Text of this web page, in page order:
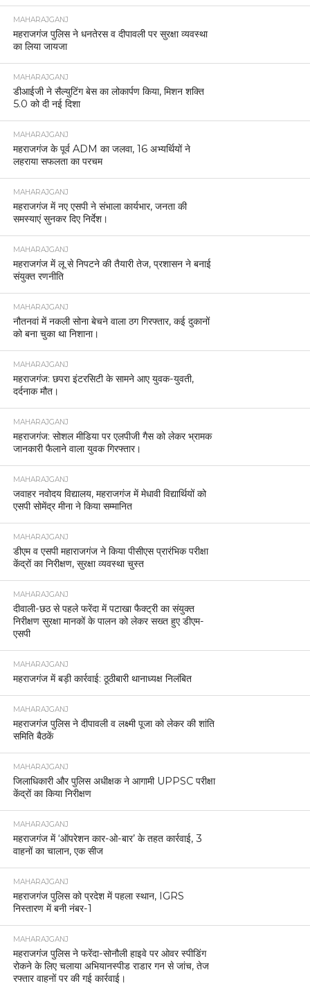
MAHARAJGANJ
महराजगंज पुलिस ने धनतेरस व दीपावली पर सुरक्षा व्यवस्था
का लिया जायजा
MAHARAJGANJ
डीआईजी ने सैल्युटिंग बेस का लोकार्पण किया, मिशन शक्ति
5.0 को दी नई दिशा
MAHARAJGANJ
महराजगंज के पूर्व ADM का जलवा, 16 अभ्यर्थियों ने
लहराया सफलता का परचम
MAHARAJGANJ
महराजगंज में नए एसपी ने संभाला कार्यभार, जनता की
समस्याएं सुनकर दिए निर्देश।
MAHARAJGANJ
महराजगंज में लू से निपटने की तैयारी तेज, प्रशासन ने बनाई
संयुक्त रणनीति
MAHARAJGANJ
नौतनवां में नकली सोना बेचने वाला ठग गिरफ्तार, कई दुकानों
को बना चुका था निशाना।
MAHARAJGANJ
महराजगंज: छपरा इंटरसिटी के सामने आए युवक-युवती,
दर्दनाक मौत।
MAHARAJGANJ
महराजगंज: सोशल मीडिया पर एलपीजी गैस को लेकर भ्रामक
जानकारी फैलाने वाला युवक गिरफ्तार।
MAHARAJGANJ
जवाहर नवोदय विद्यालय, महराजगंज में मेधावी विद्यार्थियों को
एसपी सोमेंद्र मीना ने किया सम्मानित
MAHARAJGANJ
डीएम व एसपी महाराजगंज ने किया पीसीएस प्रारंभिक परीक्षा
केंद्रों का निरीक्षण, सुरक्षा व्यवस्था चुस्त
MAHARAJGANJ
दीवाली-छठ से पहले फरेंदा में पटाखा फैक्ट्री का संयुक्त
निरीक्षण सुरक्षा मानकों के पालन को लेकर सख्त हुए डीएम-
एसपी
MAHARAJGANJ
महराजगंज में बड़ी कार्रवाई: ठूठीबारी थानाध्यक्ष निलंबित
MAHARAJGANJ
महराजगंज पुलिस ने दीपावली व लक्ष्मी पूजा को लेकर की शांति
समिति बैठकें
MAHARAJGANJ
जिलाधिकारी और पुलिस अधीक्षक ने आगामी UPPSC परीक्षा
केंद्रों का किया निरीक्षण
MAHARAJGANJ
महराजगंज में ‘ऑपरेशन कार-ओ-बार’ के तहत कार्रवाई, 3
वाहनों का चालान, एक सीज
MAHARAJGANJ
महराजगंज पुलिस को प्रदेश में पहला स्थान, IGRS
निस्तारण में बनी नंबर-1
MAHARAJGANJ
महराजगंज पुलिस ने फरेंदा-सोनौली हाइवे पर ओवर स्पीडिंग
रोकने के लिए चलाया अभियानस्पीड राडार गन से जांच, तेज
रफ्तार वाहनों पर की गई कार्रवाई।